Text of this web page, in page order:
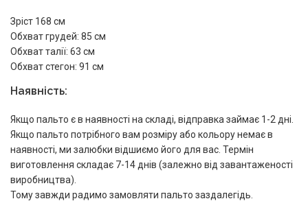
Зріст 168 см
Обхват грудей: 85 см
Обхват талії: 63 см
Обхват стегон: 91 см
Наявність:
Якщо пальто є в наявності на складі, відправка займає 1-2 дні.
Якщо пальто потрібного вам розміру або кольору немає в
наявності, ми залюбки відшиємо його для вас. Термін
виготовлення складає 7-14 днів (залежно від завантаженості
виробництва).
Тому завжди радимо замовляти пальто заздалегідь.